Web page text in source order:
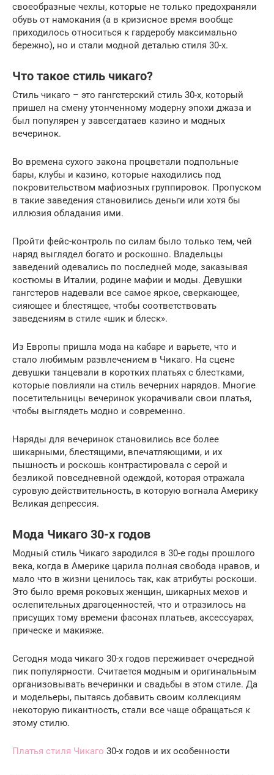
своеобразные чехлы, которые не только предохраняли
обувь от намокания (а в кризисное время вообще
приходилось относиться к гардеробу максимально
бережно), но и стали модной деталью стиля 30-х.
Что такое стиль чикаго?
Стиль чикаго – это гангстерский стиль 30-х, который
пришел на смену утонченному модерну эпохи джаза и
был популярен у завсегдатаев казино и модных
вечеринок.
Во времена сухого закона процветали подпольные
бары, клубы и казино, которые находились под
покровительством мафиозных группировок. Пропуском
в такие заведения становились деньги или хотя бы
иллюзия обладания ими.
Пройти фейс-контроль по силам было только тем, чей
наряд выглядел богато и роскошно. Владельцы
заведений одевались по последней моде, заказывая
костюмы в Италии, родине мафии и моды. Девушки
гангстеров надевали все самое яркое, сверкающее,
сияющее и блестящее, чтобы соответствовать
заведениям в стиле «шик и блеск».
Из Европы пришла мода на кабаре и варьете, что и
стало любимым развлечением в Чикаго. На сцене
девушки танцевали в коротких платьях с блестками,
которые повлияли на стиль вечерних нарядов. Многие
посетительницы вечеринок укорачивали свои платья,
чтобы выглядеть модно и современно.
Наряды для вечеринок становились все более
шикарными, блестящими, впечатляющими, и их
пышность и роскошь контрастировала с серой и
безликой повседневной одеждой, которая отражала
суровую действительность, в которую вогнала Америку
Великая депрессия.
Мода Чикаго 30-х годов
Модный стиль Чикаго зародился в 30-е годы прошлого
века, когда в Америке царила полная свобода нравов, и
мало что в жизни ценилось так, как атрибуты роскоши.
Это было время роковых женщин, шикарных мехов и
ослепительных драгоценностей, что и отразилось на
присущих тому времени фасонах платьев, аксессуарах,
прическе и макияже.
Сегодня мода чикаго 30-х годов переживает очередной
пик популярности. Считается модным и оригинальным
организовывать вечеринки и свадьбы в этом стиле. Да
и модельеры, пытаясь добавить своим коллекциям
некоторую пикантность, стали все чаще обращаться к
этому стилю.
Платья стиля Чикаго 30-х годов и их особенности